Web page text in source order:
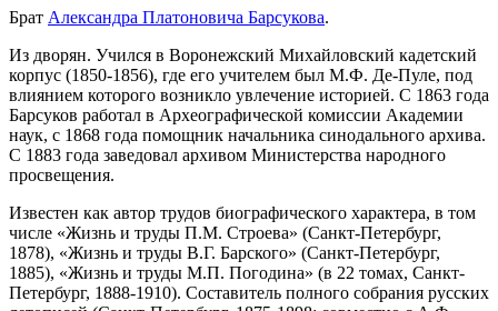
Брат Александра Платоновича Барсукова.
Из дворян. Учился в Воронежский Михайловский кадетский
корпус (1850-1856), где его учителем был М.Ф. Де-Пуле, под
влиянием которого возникло увлечение историей. С 1863 года
Барсуков работал в Археографической комиссии Академии
наук, с 1868 года помощник начальника синодального архива.
С 1883 года заведовал архивом Министерства народного
просвещения.
Известен как автор трудов биографического характера, в том
числе «Жизнь и труды П.М. Строева» (Санкт-Петербург,
1878), «Жизнь и труды В.Г. Барского» (Санкт-Петербург,
1885), «Жизнь и труды М.П. Погодина» (в 22 томах, Санкт-
Петербург, 1888-1910). Составитель полного собрания русских